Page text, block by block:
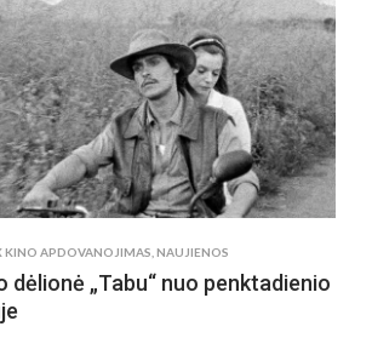
SAVAITĘ
PRISTATOMI
NEMOKAMI
EUROPIETIŠKŲ
FILMŲ
SEANSAI
KINO APDOVANOJIMAS,NAUJIENOS
dėlionė „Tabu“ nuo penktadienio